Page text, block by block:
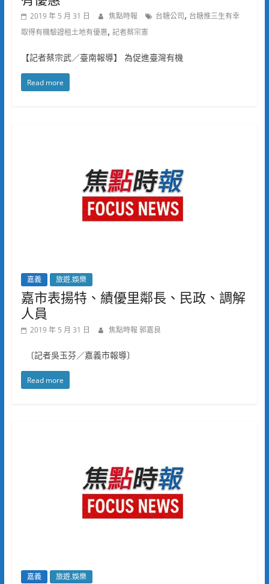
2019 年 5 月 31 日 焦點時報 台糖公司, 台糖推三生有幸
取得有機驗證租土地有優惠, 記者蔡宗憲
【記者蔡宗武／臺南報導】 為促進臺灣有機
Read more
嘉義 旅遊.娛樂
嘉市表揚特、績優里鄰長、民政、調解
人員
2019 年 5 月 31 日 焦點時報 郭嘉良
〔記者吳玉芬／嘉義市報導〕
Read more
嘉義 旅遊.娛樂